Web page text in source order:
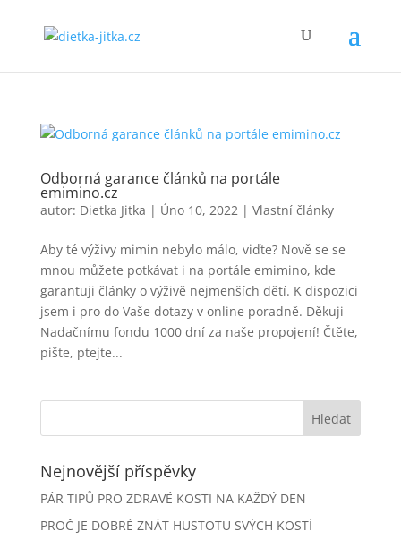
Odborná garance článků na portále
emimino.cz
autor: Dietka Jitka | Úno 10, 2022| Vlastní články
Aby té výživy mimin nebylo málo, viďte? Nově se se
mnou můžete potkávat i na portále emimino, kde
garantuji články o výživě nejmenších dětí. K dispozici
jsem i pro do Vaše dotazy v online poradně. Děkuji
Nadačnímu fondu 1000 dní za naše propojení! Čtěte,
pište, ptejte...
Nejnovější příspěvky
PÁR TIPŮ PRO ZDRAVÉ KOSTI NA KAŽDÝ DEN
PROČ JE DOBRÉ ZNÁT HUSTOTU SVÝCH KOSTÍ